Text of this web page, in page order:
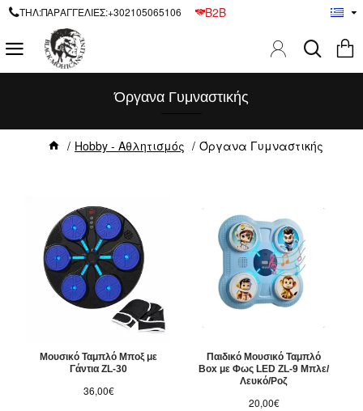
ΤΗΛ:ΠΑΡΑΓΓΕΛΙΕΣ:+302105065106 B2B
Hobby - Αθλητισμός Όργανα Γυμναστικής
Όργανα Γυμναστικής
Μουσικό Ταμπλό Μποξ με
Γάντια ZL-30
36,00€
Παιδικό Μουσικό Ταμπλό
Box με Φως LED ZL-9 Μπλε/
Λευκό/Ροζ
20,00€